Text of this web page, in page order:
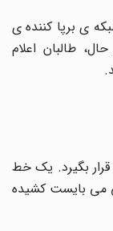
ی برپا کننده ی
طالبان اعلام
بگیرد. یک خط
می بایست کشیده